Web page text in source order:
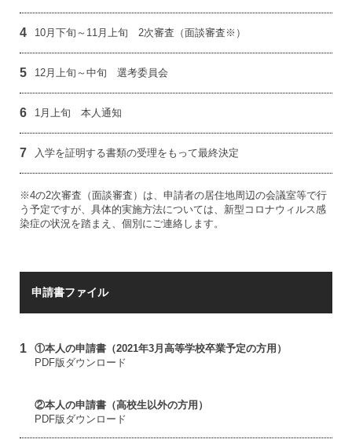
4 10月下旬～11月上旬 2次審査（面談審査※）
5 12月上旬～中旬 選考委員会
6 1月上旬 本人通知
7 入学を証明する書類の受理をもって最終決定
※4の2次審査（面談審査）は、申請者の居住地周辺の会議室等で行
う予定ですが、具体的実施方法については、新型コロナウィルス感
染症の状況を踏まえ、個別にご連絡します。
申請書ファイル
1
①本人の申請書（2021年3月高等学校卒業予定の方用）
PDF版ダウンロード
②本人の申請書（高校生以外の方用）
PDF版ダウンロード